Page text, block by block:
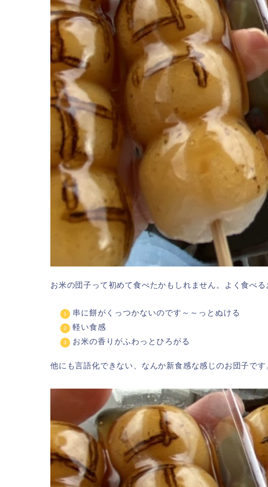
お米の団子って初めて食べたかもしれません。よく食べる
串に餅がくっつかないのです～～っとぬける
軽い食感
お米の香りがふわっとひろがる
他にも言語化できない、なんか新食感な感じのお団子です